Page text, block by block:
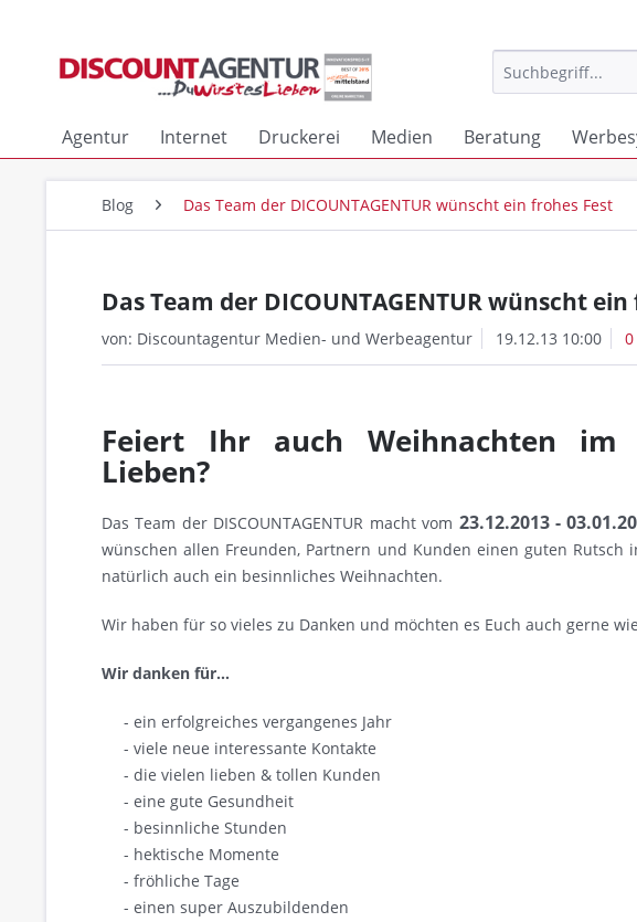
Agentur Internet Druckerei Medien Beratung
Blog Das Team der DICOUNTAGENTUR wünscht ein frohes Fest
Das Team der DICOUNTAGENTUR wünscht
von: Discountagentur Medien- und Werbeagentur 19.12.13 10:00
Feiert Ihr auch Weihnachten im
Lieben?
Das Team der DISCOUNTAGENTUR macht vom 23.12.2013 -
wünschen allen Freunden, Partnern und Kunden einen guten Rutsch
natürlich auch ein besinnliches Weihnachten.
Wir haben für so vieles zu Danken und möchten es Euch auch gerne
Wir danken für...
- ein erfolgreiches vergangenes Jahr
- viele neue interessante Kontakte
- die vielen lieben & tollen Kunden
- eine gute Gesundheit
- besinnliche Stunden
- hektische Momente
- fröhliche Tage
- einen super Auszubildenden